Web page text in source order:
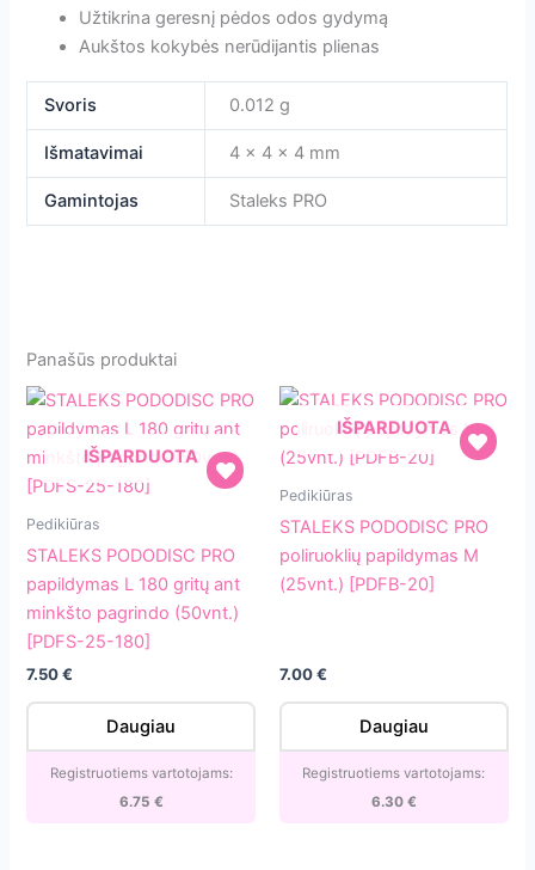
Užtikrina geresnį pėdos odos gydymą
Aukštos kokybės nerūdijantis plienas
Svoris 0.012 g
Išmatavimai 4 × 4 × 4 mm
Gamintojas Staleks PRO
Panašūs produktai
STALEKS
papildymas
L
180
gritų
pagrindo
IŠPARDUOTA
Pedikiūras
STALEKS PODODISC PRO
papildymas L 180 gritų ant
minkšto pagrindo (50vnt.)
[PDFS-25-180]
7.50€
Daugiau
Registruotiems vartotojams:
6.75 €
STALEKS
poliruoklių
papildymas
[PDFB-
IŠPARDUOTA
Pedikiūras
STALEKS PODODISC PRO
poliruoklių papildymas M
(25vnt.) [PDFB-20]
7.00€
Daugiau
Registruotiems vartotojams:
6.30 €